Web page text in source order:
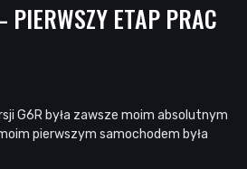
PIERWSZY ETAP PRAC
G6R była zawsze moim absolutnym
pierwszym samochodem była